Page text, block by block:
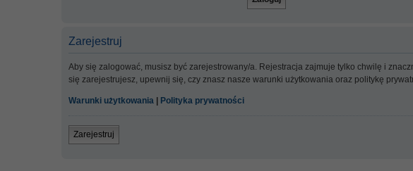
Zarejestruj
Aby się zalogować, musisz być zarejestrowany/a. Rejestracja zajmuje tylko chwilę i
się zarejestrujesz, upewnij się, czy znasz nasze warunki użytkowania oraz politykę
Warunki użytkowania Polityka prywatności
Zarejestruj